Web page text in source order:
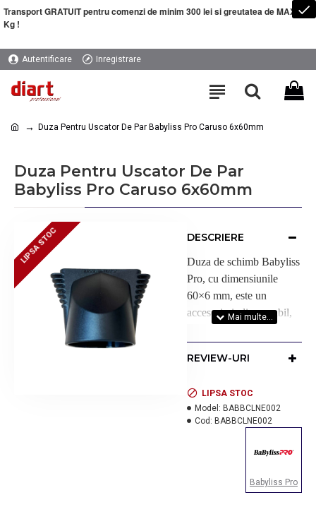
Transport GRATUIT pentru comenzi de minim 300 lei si greutatea de MAXIM 5
Kg !
Autentificare Inregistrare
Duza Pentru Uscator De Par Babyliss Pro Caruso 6x60mm
Duza Pentru Uscator De Par
Babyliss Pro Caruso 6x60mm
LIPSA STOC
LIPSA STOC DESCRIERE
Duza de schimb Babyliss
Pro, cu dimensiunile
60×6 mm, este un
accesoriu indispensabil,
uscare mai rapidă, un
volum mai mare şi o
exact așa cum ți-o doreşti.
Compatibila cu uscatorul
REVIEW-URI
LIPSA STOC
Model: BABBCLNE002
Cod: BABBCLNE002
Babyliss Pro